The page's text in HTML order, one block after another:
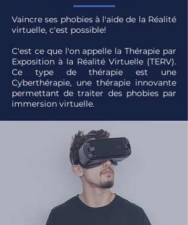
Vaincre ses phobies à l'aide de la Réalité
virtuelle, c'est possible!
C'est ce que l'on appelle la Thérapie par
Exposition à la Réalité Virtuelle (TERV).
Ce type de thérapie est une
Cyberthérapie, une thérapie innovante
permettant de traiter des phobies par
immersion virtuelle.